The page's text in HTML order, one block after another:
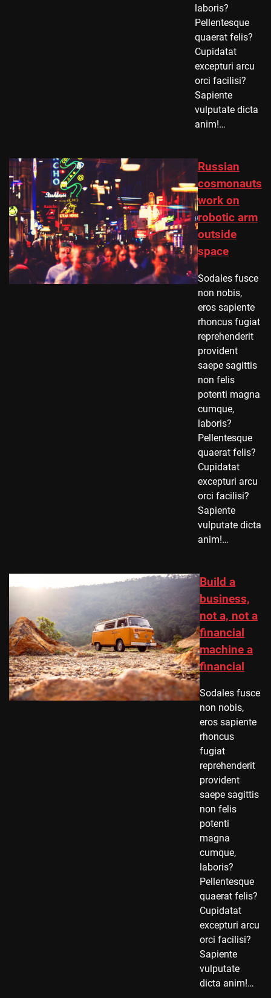
laboris?
Pellentesque
quaerat felis?
Cupidatat
excepturi arcu
orci facilisi?
Sapiente
vulputate dicta
anim!…
Russian
cosmonauts
work on
robotic arm
outside
space
Sodales fusce
non nobis,
eros sapiente
rhoncus fugiat
reprehenderit
provident
saepe sagittis
non felis
potenti magna
cumque,
laboris?
Pellentesque
quaerat felis?
Cupidatat
excepturi arcu
orci facilisi?
Sapiente
vulputate dicta
anim!…
Build a
business,
not a, not a
financial
machine a
financial
Sodales fusce
non nobis,
eros sapiente
rhoncus
fugiat
reprehenderit
provident
saepe sagittis
non felis
potenti
magna
cumque,
laboris?
Pellentesque
quaerat felis?
Cupidatat
excepturi arcu
orci facilisi?
Sapiente
vulputate
dicta anim!…